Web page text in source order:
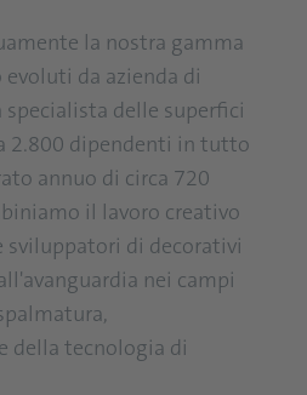
la nostra gamma
da azienda di
delle superfici
2.800 dipendenti in tutto
annuo di circa 720
il lavoro creativo
sviluppatori di decorativi
nei campi
della tecnologia di